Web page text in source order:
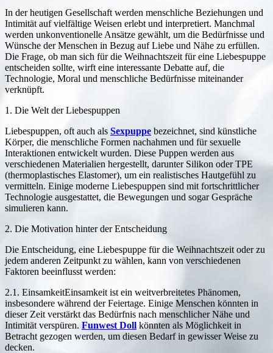
In der heutigen Gesellschaft werden menschliche Beziehungen und
Intimität auf vielfältige Weisen erlebt und interpretiert. Manchmal
werden unkonventionelle Ansätze gewählt, um die Bedürfnisse und
Wünsche der Menschen in Bezug auf Liebe und Nähe zu erfüllen.
Die Frage, ob man sich für die Weihnachtszeit für eine Liebespuppe
entscheiden sollte, wirft eine interessante Debatte auf, die
Technologie, Moral und menschliche Bedürfnisse miteinander
verknüpft.
1. Die Welt der Liebespuppen
Liebespuppen, oft auch als Sexpuppe bezeichnet, sind künstliche
Körper, die menschliche Formen nachahmen und für sexuelle
Interaktionen entwickelt wurden. Diese Puppen werden aus
verschiedenen Materialien hergestellt, darunter Silikon oder TPE
(thermoplastisches Elastomer), um ein realistisches Hautgefühl zu
vermitteln. Einige moderne Liebespuppen sind mit fortschrittlicher
Technologie ausgestattet, die Bewegungen und sogar Gespräche
simulieren kann.
2. Die Motivation hinter der Entscheidung
Die Entscheidung, eine Liebespuppe für die Weihnachtszeit oder zu
jedem anderen Zeitpunkt zu wählen, kann von verschiedenen
Faktoren beeinflusst werden:
2.1. EinsamkeitEinsamkeit ist ein weitverbreitetes Phänomen,
insbesondere während der Feiertage. Einige Menschen könnten in
dieser Zeit verstärkt das Bedürfnis nach menschlicher Nähe und
Intimität verspüren. Funwest Doll könnten als Möglichkeit in
Betracht gezogen werden, um diesen Bedarf in gewisser Weise zu
decken.